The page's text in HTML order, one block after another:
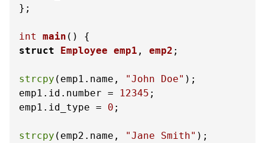
};
int main ()
struct
Employee emp1 , emp2 ;
strcpy (emp1.name, "John Doe" );
emp1.id.number =
12345 ;
emp1.id_type = 0 ;
strcpy (emp2.name, "Jane Smith"